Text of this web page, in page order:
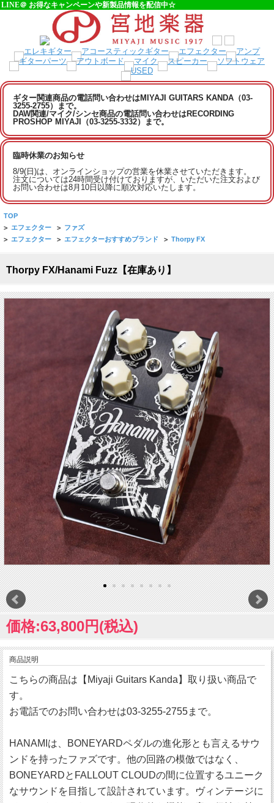
LINE＠ お得なキャンペーンや新製品情報を配信中☆
ギター関連商品の電話問い合わせはMIYAJI GUITARS KANDA（03-
3255-2755）まで。
DAW関連/マイク/シンセ商品の電話問い合わせはRECORDING
PROSHOP MIYAJI（03-3255-3332）まで。
臨時休業のお知らせ
8/9(日)は、オンラインショップの営業を休業させていただきます。
注文については24時間受け付けておりますが、いただいた注文および
お問い合わせは8月10日以降に順次対応いたします。
TOP
> エフェクター > ファズ
> エフェクター > エフェクターおすすめブランド > Thorpy FX
Thorpy FX/Hanami Fuzz【在庫あり】
価格:63,800円(税込)
商品説明
こちらの商品は【Miyaji Guitars Kanda】取り扱い商品で
す。
お電話でのお問い合わせは03-3255-2755まで。
HANAMIは、BONEYARDペダルの進化形とも言えるサウ
ンドを持ったファズです。他の回路の模倣ではなく、
BONEYARDとFALLOUT CLOUDの間に位置するユニーク
なサウンドを目指して設計されています。ヴィンテージに